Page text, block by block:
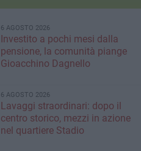
6 AGOSTO 2026
Investito a pochi mesi dalla
pensione, la comunità piange
Gioacchino Dagnello
6 AGOSTO 2026
Lavaggi straordinari: dopo il
centro storico, mezzi in azione
nel quartiere Stadio